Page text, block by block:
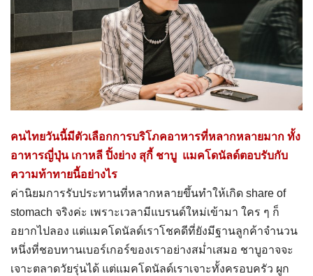
คนไทยวันนี้มีตัวเลือกการบริโภคอาหารที่หลากหลายมาก ทั้ง
อาหารญี่ปุ่น เกาหลี ปิ้งย่าง สุกี้ ชาบู แมคโดนัลด์ตอบรับกับ
ความท้าทายนี้อย่างไร
ค่านิยมการรับประทานที่หลากหลายขึ้นทำให้เกิด share of
stomach จริงค่ะ เพราะเวลามีแบรนด์ใหม่เข้ามา ใคร ๆ ก็
อยากไปลอง แต่แมคโดนัลด์เราโชคดีที่ยังมีฐานลูกค้าจำนวน
หนึ่งที่ชอบทานเบอร์เกอร์ของเราอย่างสม่ำเสมอ ชาบูอาจจะ
เจาะตลาดวัยรุ่นได้ แต่แมคโดนัลด์เราเจาะทั้งครอบครัว ผูก